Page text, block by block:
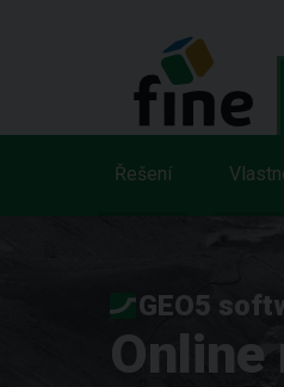
Řešení
GEO5
Online